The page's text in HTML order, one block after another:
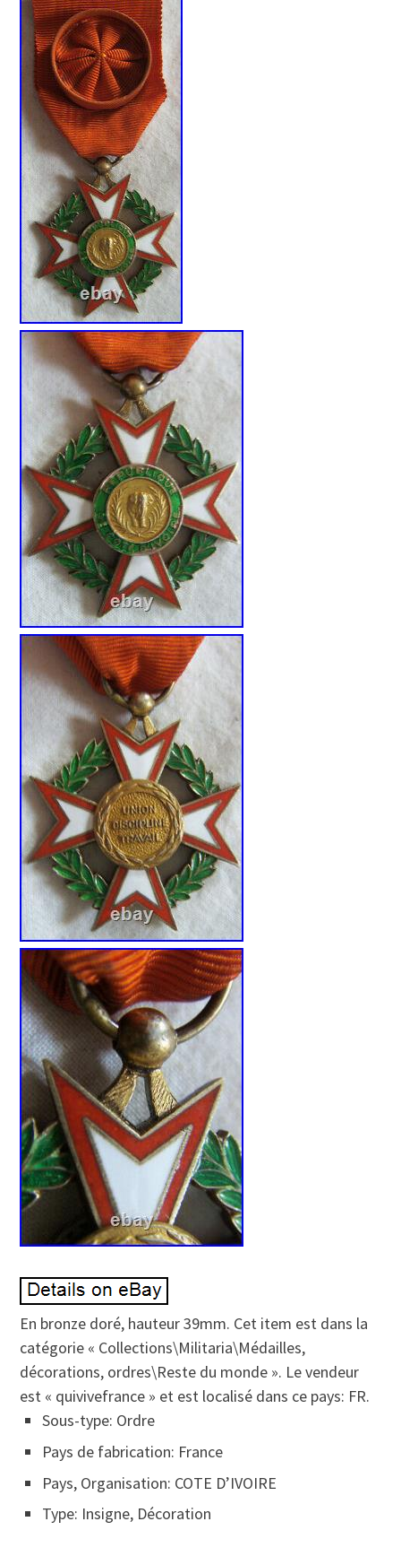
En bronze doré, hauteur 39mm. Cet item est dans la
catégorie « Collections\Militaria\Médailles,
décorations, ordres\Reste du monde ». Le vendeur
est « quivivefrance » et est localisé dans ce pays: FR.
Sous-type: Ordre
Pays de fabrication: France
Pays, Organisation: COTE D’IVOIRE
Type: Insigne, Décoration